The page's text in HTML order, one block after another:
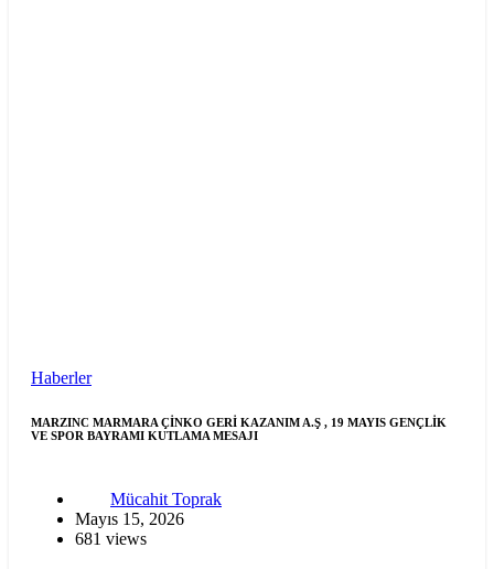
Haberler
MARZINC MARMARA ÇİNKO GERİ KAZANIM A.Ş , 19 MAYIS GENÇLİK
VE SPOR BAYRAMI KUTLAMA MESAJI
Mücahit Toprak
Mayıs 15, 2026
681 views